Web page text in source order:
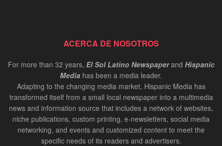
ACERCA DE NOSOTROS
For more than 32 years, El Sol Latino Newspaperand Hispanic
Media has been a media leader.
Adapting to the changing media market, Hispanic Media has
transformed itself from a small local newspaper into a multimedia
news and information source that includes a network of websites,
niche publications, custom printing, e-newsletters, social media
networking, and events and customized content to meet the
specific needs of its readers and advertisers.